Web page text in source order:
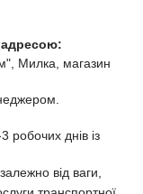
Милка, магазин
робочих днів із
від ваги,